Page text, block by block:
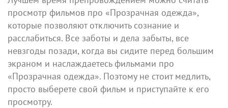
просмотр фильмов про «Прозрачная одежда»,
которые позволяют отключить сознание и
расслабиться. Все заботы и дела забыты, все
невзгоды позади, когда вы сидите перед большим
экраном и наслаждаетесь фильмами про
«Прозрачная одежда». Поэтому не стоит медлить,
просто выберете свой фильм и приступайте к его
просмотру.